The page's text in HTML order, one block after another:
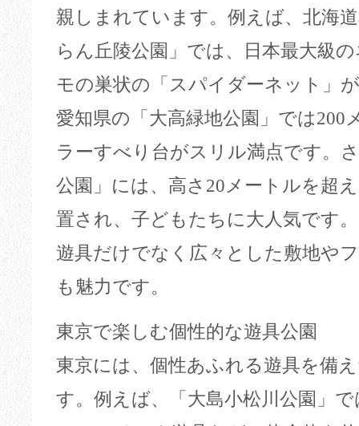
親しまれています。例えば、北海
らん丘陵公園」では、日本最大級
モの巣状の「スパイダーネット」
愛知県の「大高緑地公園」では200
ラーすべり台がスリル満点です。
公園」には、高さ20メートルを超
置され、子どもたちに大人気です
遊具だけでなく広々とした敷地や
も魅力です。
東京で楽しむ個性的な遊具公園
東京には、個性あふれる遊具を備
す。例えば、「大島小松川公園」